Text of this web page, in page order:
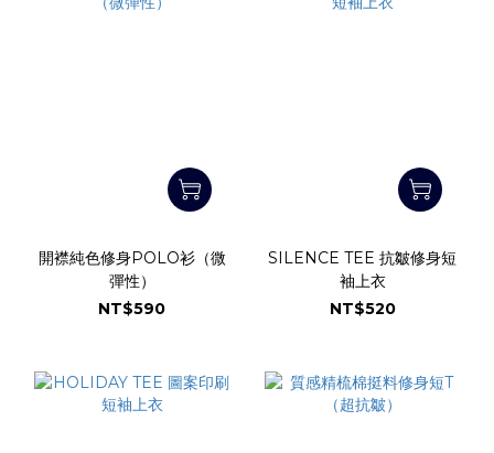
開襟純色修身POLO衫（微
彈性）
NT$590
SILENCE TEE 抗皺修身短
袖上衣
NT$520